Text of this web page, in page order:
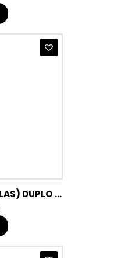
BREF WC EDIC.LIMIT.APARATO(BOLAS) DUPLO POP